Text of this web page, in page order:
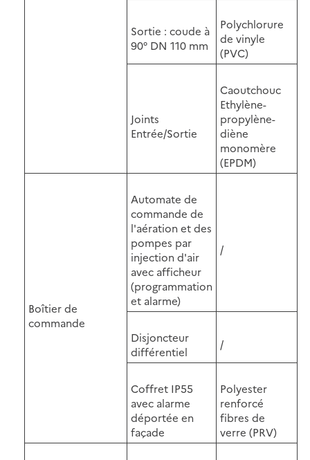
Sortie : coude à
90° DN 110 mm
Polychlorure
de vinyle
(PVC)
Joints
Entrée/Sortie
Caoutchouc
Ethylène-
propylène-
diène
monomère
(EPDM)
Boîtier de
commande
Automate de
commande de
l'aération et des
pompes par
injection d'air
avec afficheur
(programmation
et alarme)
/
Disjoncteur
différentiel
/
Coffret IP55
avec alarme
déportée en
façade
Polyester
renforcé
fibres de
verre (PRV)